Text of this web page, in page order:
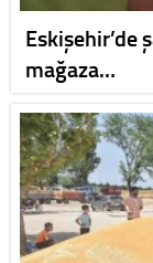
Eskişehir’de
mağaza…